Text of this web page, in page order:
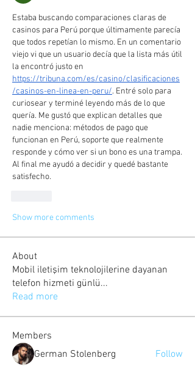
Estaba buscando comparaciones claras de
casinos para Perú porque últimamente parecía
que todos repetían lo mismo. En un comentario
viejo vi que un usuario decía que la lista más útil
https://tribuna.com/es/casino/clasificaciones
/casinos-en-linea-en-peru/. Entré solo para
curiosear y terminé leyendo más de lo que
quería. Me gustó que explican detalles que
nadie menciona: métodos de pago que
funcionan en Perú, soporte que realmente
responde y cómo ver si un bono es una trampa.
Al final me ayudó a decidir y quedé bastante
satisfecho.
Show more comments
About
Mobil iletişim teknolojilerine dayanan
telefon hizmeti günlü...
Read more
Members
German Stolenberg
Follow